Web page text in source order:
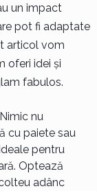
un impact
pot fi adaptate
articol vom
oferi idei și
fabulos.
nu
cu paiete sau
pentru
Optează
adânc